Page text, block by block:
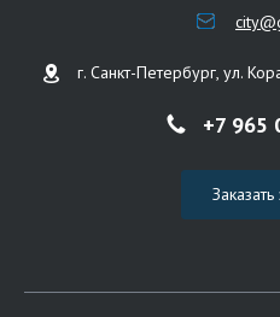
г. Санкт-Петербург, ул.
+7 965